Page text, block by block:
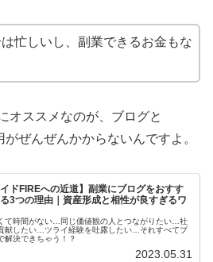
忙しいし、副業できるお金もな
オススメなのが、ブログと
ぜんぜんかからないんですよ。
イドFIREへの近道】副業にブログをおすす
3つの理由｜資産形成と相性が良すぎるワ
て時間がない…同じ価値観の人とつながりたい…社
献したい…ツライ経験を吐露したい…それすべてブ
解決できちゃう！？
2023.05.31